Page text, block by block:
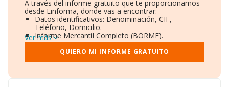
A través del informe gratuito que te proporcionamos
desde Einforma, donde vas a encontrar:
Datos identificativos: Denominación, CIF,
Teléfono, Domicilio.
Informe Mercantil Completo (BORME).
Gráficos de Evolución Ventas y Empleados.
Consejo de Administración y Administradores.
Directivos y Ejecutivos.
Ver más
QUIERO MI INFORME GRATUITO